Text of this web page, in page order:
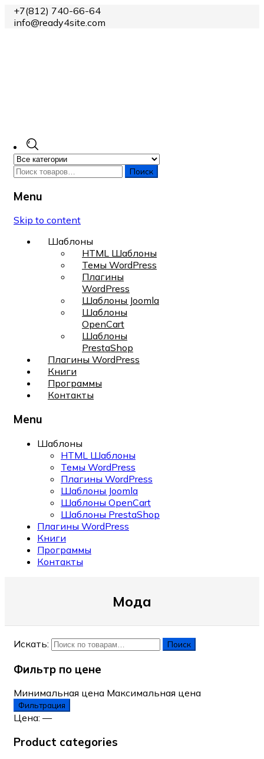
+7(812) 740-66-64
info@ready4site.com
Поиск
Menu
Skip to content
Шаблоны
HTML Шаблоны
Темы WordPress
Плагины
WordPress
Шаблоны Joomla
Шаблоны
OpenCart
Шаблоны
PrestaShop
Плагины WordPress
Книги
Программы
Контакты
Menu
Шаблоны
HTML Шаблоны
Темы WordPress
Плагины WordPress
Шаблоны Joomla
Шаблоны OpenCart
Шаблоны PrestaShop
Плагины WordPress
Книги
Программы
Контакты
Мода
Искать: Поиск
Фильтр по цене
Минимальная цена Максимальная цена
Фильтрация
Цена: —
Product categories